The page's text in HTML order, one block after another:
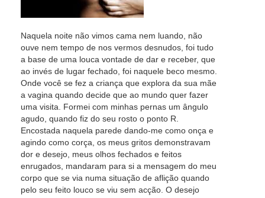
Naquela noite não vimos cama nem luando, não
ouve nem tempo de nos vermos desnudos, foi tudo
a base de uma louca vontade de dar e receber, que
ao invés de lugar fechado, foi naquele beco mesmo.
Onde você se fez a criança que explora da sua mãe
a vagina quando decide que ao mundo quer fazer
uma visita. Formei com minhas pernas um ângulo
agudo, quando fiz do seu rosto o ponto R.
Encostada naquela parede dando-me como onça e
agindo como corça, os meus gritos demonstravam
dor e desejo, meus olhos fechados e feitos
enrugados, mandaram para si a mensagem do meu
corpo que se via numa situação de aflição quando
pelo seu feito louco se viu sem acção. O desejo